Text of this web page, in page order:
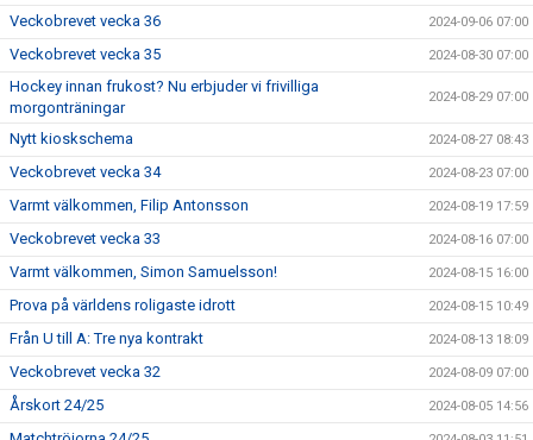
Veckobrevet vecka 36 2024-09-06 07:00
Veckobrevet vecka 35 2024-08-30 07:00
Hockey innan frukost? Nu erbjuder vi frivilliga
morgonträningar
2024-08-29 07:00
Nytt kioskschema 2024-08-27 08:43
Veckobrevet vecka 34 2024-08-23 07:00
Varmt välkommen, Filip Antonsson 2024-08-19 17:59
Veckobrevet vecka 33 2024-08-16 07:00
Varmt välkommen, Simon Samuelsson! 2024-08-15 16:00
Prova på världens roligaste idrott 2024-08-15 10:49
Från U till A: Tre nya kontrakt 2024-08-13 18:09
Veckobrevet vecka 32 2024-08-09 07:00
Årskort 24/25 2024-08-05 14:56